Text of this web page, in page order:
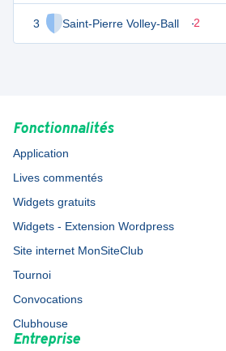
3 Saint-Pierre Volley-Ball
0 2 -2
Fonctionnalités
Application
Lives commentés
Widgets gratuits
Widgets - Extension Wordpress
Site internet MonSiteClub
Tournoi
Convocations
Clubhouse
Entreprise